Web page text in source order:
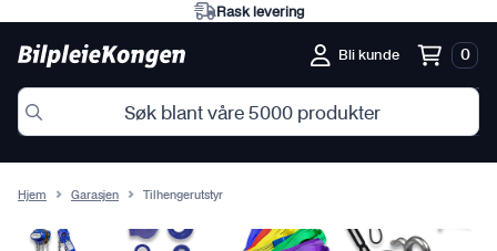
Rask levering
Bli kunde 0
Hjem Garasjen Tilhengerutstyr